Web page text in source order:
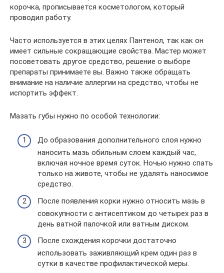
корочка, прописывается косметологом, который
проводил работу.
Часто используется в этих целях Пантенол, так как он
имеет сильные сокращающие свойства. Мастер может
посоветовать другое средство, решение о выборе
препараты принимаете вы. Важно также обращать
внимание на наличие аллергии на средство, чтобы не
испортить эффект.
Мазать губы нужно по особой технологии:
До образования дополнительного слоя нужно
наносить мазь обильным слоем каждый час,
включая ночное время суток. Ночью нужно спать
только на животе, чтобы не удалять наносимое
средство.
После появления корки нужно относить мазь в
совокупности с антисептиком до четырех раз в
день ватной палочкой или ватным диском.
После схождения корочки достаточно
использовать заживляющий крем один раз в
сутки в качестве профилактической меры.